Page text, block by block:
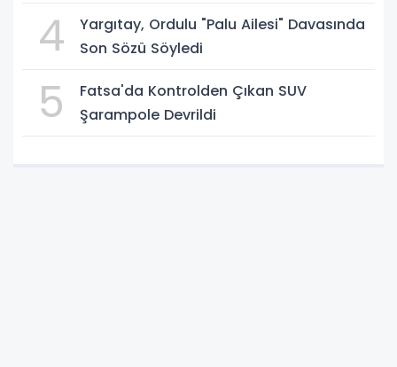
4
Yargıtay, Ordulu "Palu Ailesi" Davasında
Son Sözü Söyledi
5
Fatsa'da Kontrolden Çıkan SUV
Şarampole Devrildi